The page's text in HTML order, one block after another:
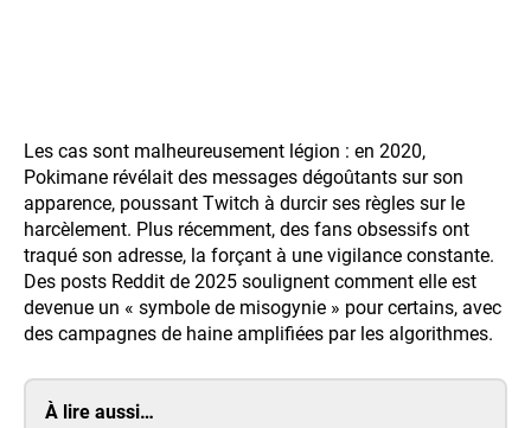
Les cas sont malheureusement légion : en 2020,
Pokimane révélait des messages dégoûtants sur son
apparence, poussant Twitch à durcir ses règles sur le
harcèlement. Plus récemment, des fans obsessifs ont
traqué son adresse, la forçant à une vigilance constante.
Des posts Reddit de 2025 soulignent comment elle est
devenue un « symbole de misogynie » pour certains, avec
des campagnes de haine amplifiées par les algorithmes.
À lire aussi…